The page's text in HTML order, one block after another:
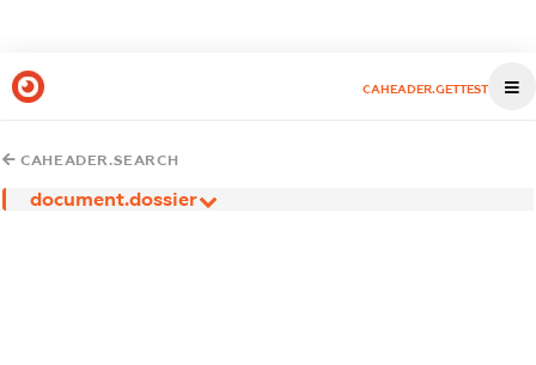
CAHEADER.GETTEST
CAHEADER.SEARCH
document.dossier